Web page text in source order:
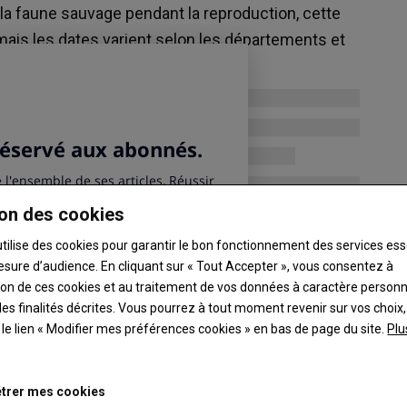
faune sauvage pendant la reproduction, cette
les dates varient selon les départements et
Maïs
248.25 €/t
Graines de soja
11.6 $/boiss.
des cookies
des cookies pour garantir le bon fonctionnement des services
d’audience. En cliquant sur « Tout Accepter », vous consentez à
de ces cookies et au traitement de vos données à caractère
finalités décrites. Vous pourrez à tout moment revenir sur vos
lien « Modifier mes préférences cookies » en bas de page du site.
mes cookies